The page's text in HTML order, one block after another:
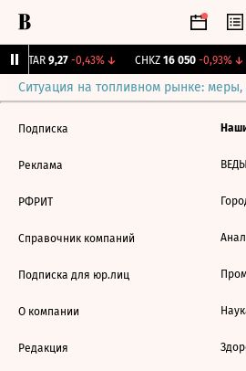
UTAR 9,27 -0,43%↓ CHKZ 16 050 -0,93%↓
Ситуация на топливном рынке: меры,
Подписка
Реклама
РФРИТ
Справочник компаний
Подписка для юр.лиц
О компании
Редакция
ВЕДЫ